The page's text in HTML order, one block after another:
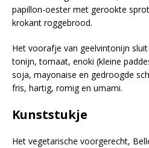
papillon-oester met gerookte
krokant roggebrood.
Het voorafje van geelvintonijn
tonijn, tomaat, enoki (kleine
soja, mayonaise en gedroogde
fris, hartig, romig en umami.
Kunststukje
Het vegetarische voorgerecht,